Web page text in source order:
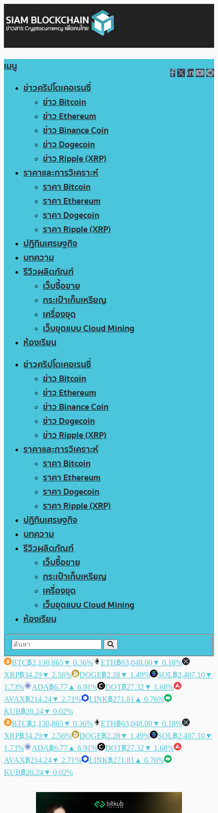
เมนู
ข่าวคริปโตเคอเรนซี่
ข่าว Bitcoin
ข่าว Ethereum
ข่าว Binance Coin
ข่าว Dogecoin
ข่าว Ripple (XRP)
ราคาและการวิเคราะห์
ราคา Bitcoin
ราคา Ethereum
ราคา Dogecoin
ราคา Ripple (XRP)
ปฏิทินเศรษฐกิจ
บทความ
รีวิวผลิตภัณฑ์
เว็บซื้อขาย
กระเป๋าเก็บเหรียญ
เครื่องขุด
เว็บขุดแบบ Cloud Mining
ห้องเรียน
ข่าวคริปโตเคอเรนซี่
ข่าว Bitcoin
ข่าว Ethereum
ข่าว Binance Coin
ข่าว Dogecoin
ข่าว Ripple (XRP)
ราคาและการวิเคราะห์
ราคา Bitcoin
ราคา Ethereum
ราคา Dogecoin
ราคา Ripple (XRP)
ปฏิทินเศรษฐกิจ
บทความ
รีวิวผลิตภัณฑ์
เว็บซื้อขาย
กระเป๋าเก็บเหรียญ
เครื่องขุด
เว็บขุดแบบ Cloud Mining
ห้องเรียน
BTC฿2,130,865▼ 0.36% ETH฿63,048.00▼ 0.18%
XRP฿34.29▼ 2.56% DOGE฿2.28▼ 1.49% SOL฿2,407.10▼
1.73%
ADA฿6.77 ▲ 6.91% DOT฿27.32 ▼ 1.68%
AVAX฿214.24▼ 2.71% LINK฿271.81 ▲ 0.76%
KUB฿20.24▼ 0.02%
BTC฿2,130,865▼ 0.36% ETH฿63,048.00▼ 0.18%
XRP฿34.29▼ 2.56% DOGE฿2.28▼ 1.49% SOL฿2,407.10▼
1.73%
ADA฿6.77 ▲ 6.91% DOT฿27.32 ▼ 1.68%
AVAX฿214.24▼ 2.71% LINK฿271.81 ▲ 0.76%
KUB฿20.24▼ 0.02%